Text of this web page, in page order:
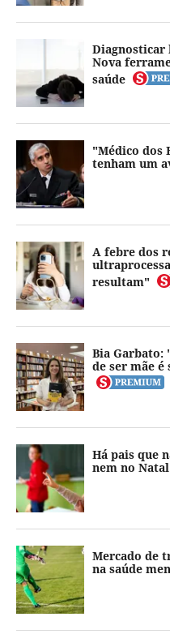
Diagnosticar
Nova
saúde
"Médico dos
tenham um
A febre dos
resultam"
Bia Garbato:
de ser mãe
Há pais que
nem no
Mercado de
na saúde